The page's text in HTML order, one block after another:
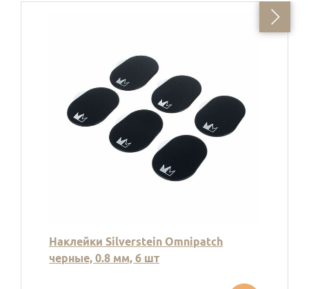
Наклейки Silverstein Omnipatch
черные, 0.8 мм, 6 шт